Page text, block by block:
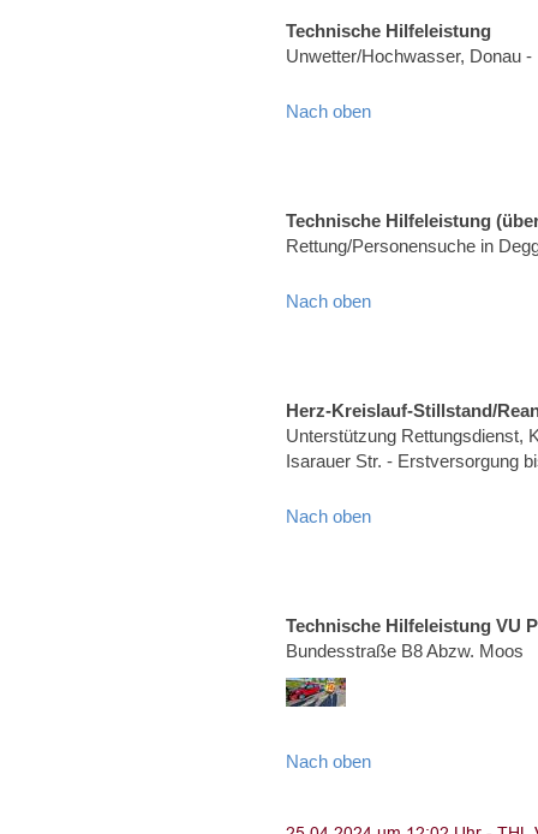
Technische Hilfeleistung
Unwetter/Hochwasser, Donau
Nach oben
Technische Hilfeleistung
Rettung/Personensuche in
Nach oben
Herz-Kreislauf-Stillstand/
Unterstützung Rettungsdienst,
Isarauer Str. - Erstversorgung
Nach oben
Technische Hilfeleistung VU
Bundesstraße B8 Abzw. Moos
Nach oben